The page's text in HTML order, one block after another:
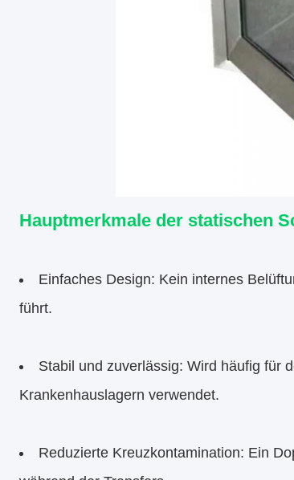
Hauptmerkmale der statischen
Einfaches Design: Kein internes
führt.
Stabil und zuverlässig: Wird häufig für
Krankenhauslagern verwendet.
Reduzierte Kreuzkontamination: Ein